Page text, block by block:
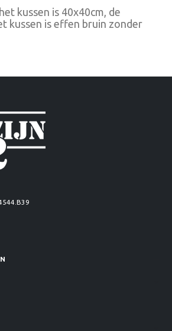
kussen is 40x40cm, de
kussen is effen bruin zonder